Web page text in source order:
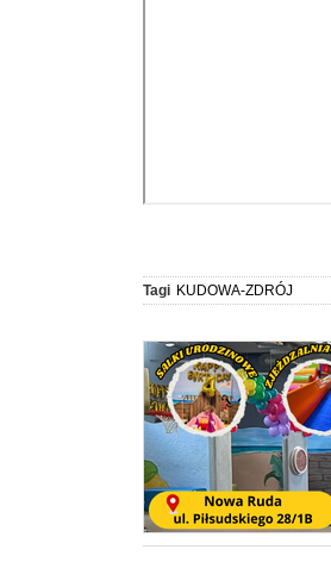
Tagi KUDOWA-ZDRÓJ